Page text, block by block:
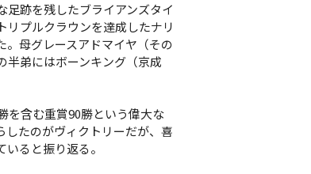
跡を残したブライアンズタイ
プルクラウンを達成したナリ
母グレースアドマイヤ（その
半弟にはボーンキング（京成
を含む重賞90勝という偉大な
たのがヴィクトリーだが、喜
ると振り返る。